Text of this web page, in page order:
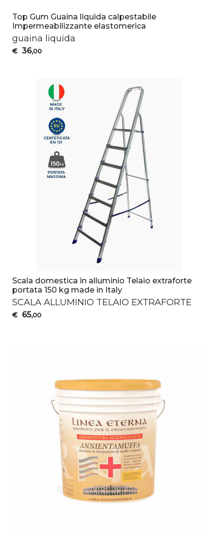
Top Gum Guaina liquida calpestabile
Impermeabilizzante elastomerica
guaina liquida
€ 36,00
Scala domestica in alluminio Telaio extraforte
portata 150 kg made in Italy
SCALA ALLUMINIO TELAIO EXTRAFORTE
€ 65,00